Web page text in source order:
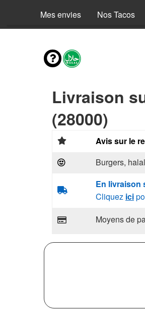
Mes envies Nos Tacos
Livraison
(28000)
Avis sur le
Burgers,
En livraison
Cliquez ici
Moyens de